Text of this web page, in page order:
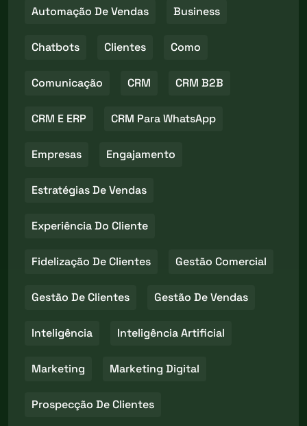
Automação De Vendas Business
Chatbots Clientes Como
Comunicação CRM CRM B2B
CRM E ERP CRM Para WhatsApp
Empresas Engajamento
Estratégias De Vendas
Experiência Do Cliente
Fidelização De Clientes Gestão Comercial
Gestão De Clientes Gestão De Vendas
Inteligência Inteligência Artificial
Marketing Marketing Digital
Prospecção De Clientes